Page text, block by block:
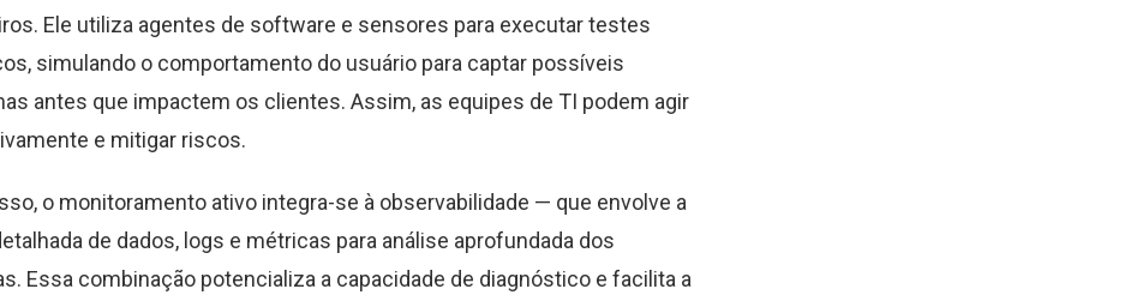
Ele utiliza agentes de software e sensores para executar testes
simulando o comportamento do usuário para captar possíveis
antes que impactem os clientes. Assim, as equipes de TI podem agir
e mitigar riscos.
o monitoramento ativo integra-se à observabilidade — que envolve a
de dados, logs e métricas para análise aprofundada dos
Essa combinação potencializa a capacidade de diagnóstico e facilita a